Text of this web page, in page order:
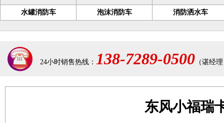
水罐消防车 泡沫消防车 消防洒水车
24小时销售热线： 138-7289-0500 （谌经
东风小福